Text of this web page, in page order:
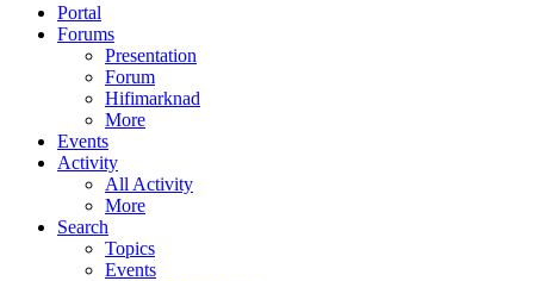
Portal
Forums
Presentation
Forum
Hifimarknad
More
Events
Activity
All Activity
More
Search
Topics
Events